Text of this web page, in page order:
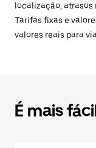
localização, atrasos
Tarifas fixas e
valores reais para
É mais